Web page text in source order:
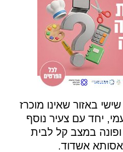
באזור שאינו מוכרז
יחד עם צעיר נוסף
במצב קל לבית
אסותא אשדוד.